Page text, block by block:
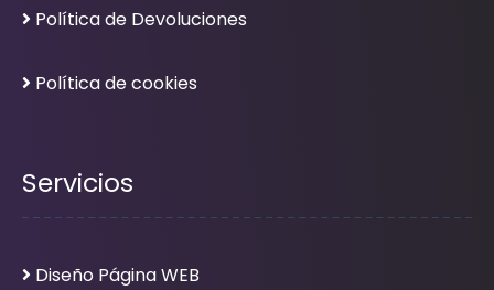
Política de Devoluciones
Política de cookies
Servicios
Diseño Página WEB